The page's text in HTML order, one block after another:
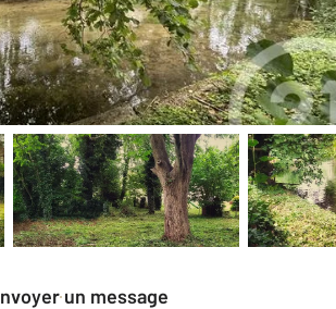
Envoyer un message